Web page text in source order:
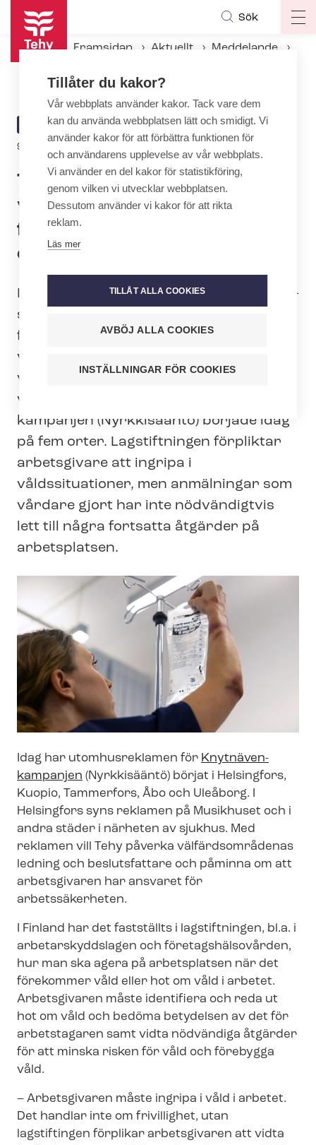
Hoppa
huvudinnehåll
Sök
Framsidan Aktuellt
Meddelande
ARTICLE
CATEGORY
MEDDELANDE
9.10.2023 | 8:00
Tehy: Arbetsgivarna måste
vidta åtgärder för att
förebygga våld inom social-
och häl­so­vårds­bran­schen
I höst driver social- och häl­so­vårds­bran­
schens och det pedagogiska områdets
fackorganisation Tehy en kampanj mot
våld inom vårdsektorn – 69 procent av
vårdarna har upplevt våld eller hot om
våld. Utomhusreklamen för Knytnäven-​
kampanjen (Nyrkkisääntö) började idag
på fem orter. Lagstiftningen förpliktar
arbetsgivare att ingripa i
våldssituationer, men anmälningar som
vårdare gjort har inte nödvändigtvis
lett till några fortsatta åtgärder på
arbetsplatsen.
Idag har utomhusreklamen för Knytnäven-​
kampanjen (Nyrkkisääntö) börjat i Helsingfors,
Kuopio, Tammerfors, Åbo och Uleåborg. I
Helsingfors syns reklamen på Musikhuset och i
andra städer i närheten av sjukhus. Med
reklamen vill Tehy påverka välfärdsområdenas
ledning och beslutsfattare och påminna om att
arbetsgivaren har ansvaret för
arbetssäkerheten.
I Finland har det fastställts i lagstiftningen, bl.a. i
ar­be­tar­skydds­la­gen och fö­re­tags­häl­so­vår­den,
hur man ska agera på arbetsplatsen när det
förekommer våld eller hot om våld i arbetet.
Arbetsgivaren måste identifiera och reda ut
hot om våld och bedöma betydelsen av det för
arbetstagaren samt vidta nödvändiga åtgärder
för att minska risken för våld och förebygga
våld.
– Arbetsgivaren måste ingripa i våld i arbetet.
Det handlar inte om frivillighet, utan
lagstiftingen förplikar arbetsgivaren att vidta
Tillåter du kakor?
Vår webbplats använder kakor. Tack vare dem
kan du använda webbplatsen lätt och smidigt. Vi
använder kakor för att förbättra funktionen för
och användarens upplevelse av vår webbplats.
Vi använder en del kakor för statistikföring,
genom vilken vi utvecklar webbplatsen.
Dessutom använder vi kakor för att rikta
reklam.
Läs mer
TILLÅT ALLA COOKIES
AVBÖJ ALLA COOKIES
INSTÄLLNINGAR FÖR COOKIES